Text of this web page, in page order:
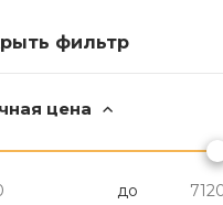
фильтр
цена
до